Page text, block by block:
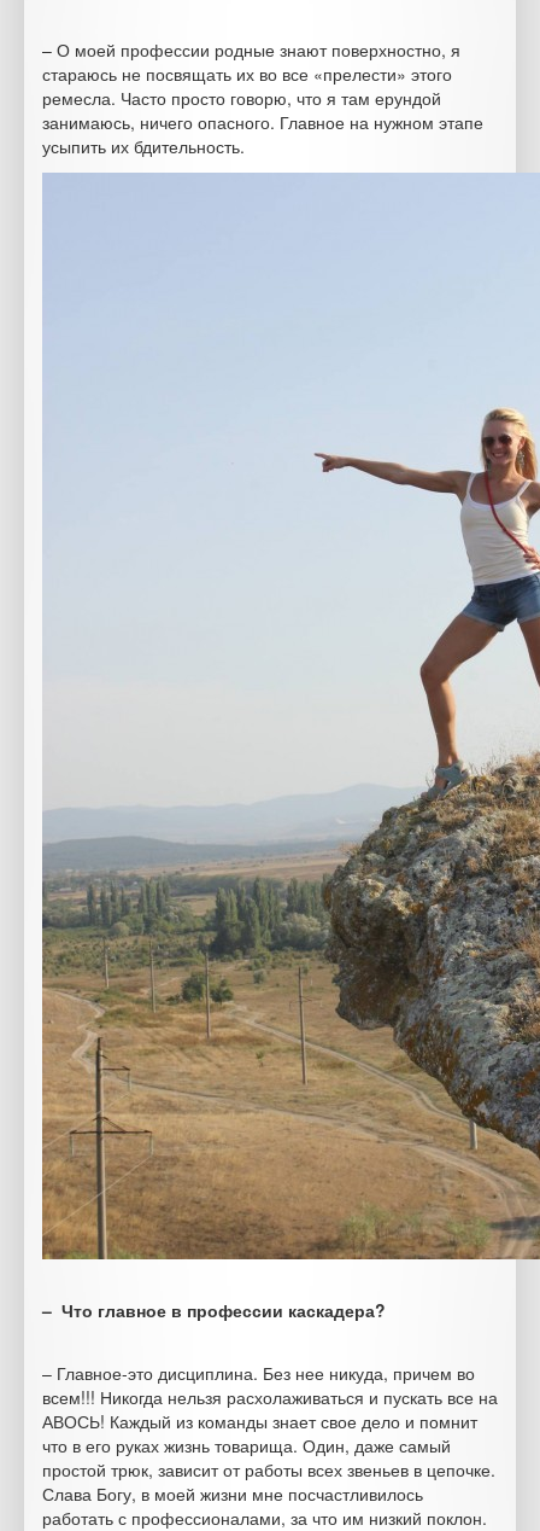
– О моей профессии родные знают поверхностно, я
стараюсь не посвящать их во все «прелести» этого
ремесла. Часто просто говорю, что я там ерундой
занимаюсь, ничего опасного. Главное на нужном этапе
усыпить их бдительность.
– Что главное в профессии каскадера?
– Главное-это дисциплина. Без нее никуда, причем во
всем!!! Никогда нельзя расхолаживаться и пускать все на
АВОСЬ! Каждый из команды знает свое дело и помнит
что в его руках жизнь товарища. Один, даже самый
простой трюк, зависит от работы всех звеньев в цепочке.
Слава Богу, в моей жизни мне посчастливилось
работать с профессионалами, за что им низкий поклон.